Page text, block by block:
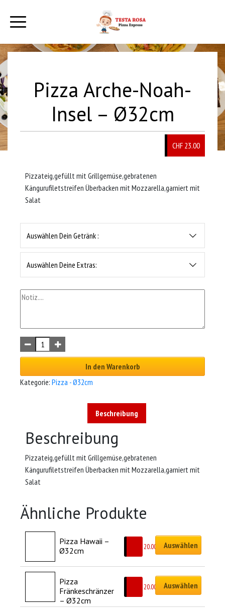
Pizza Arche-Noah-
Insel – Ø32cm
CHF 23.00
Pizzateig,gefüllt mit Grillgemüse,gebratenen
Kängurufiletstreifen Überbacken mit Mozzarella,garniert mit
Salat
Auswählen Dein Getränk :
Auswählen Deine Extras:
In den Warenkorb
Kategorie: Pizza - Ø32cm
Beschreibung
Beschreibung
Pizzateig,gefüllt mit Grillgemüse,gebratenen
Kängurufiletstreifen Überbacken mit Mozzarella,garniert mit
Salat
Ähnliche Produkte
Pizza Hawaii –
Ø32cm
20.00 Auswählen
Pizza
Fränkeschränzer
– Ø32cm
20.00 Auswählen